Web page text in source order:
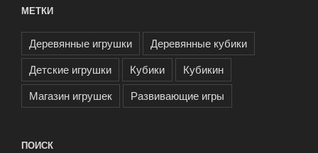
МЕТКИ
Деревянные игрушки
Деревянные кубики
Детские игрушки
Кубики
Кубикин
Магазин игрушек
Развивающие игры
ПОИСК